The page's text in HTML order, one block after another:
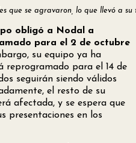
que se agravaron, lo que llevó a
obligó a Nodal a
para el 2 de octubre
su equipo ya ha
reprogramado para el 14 de
seguirán siendo válidos
el resto de su
afectada, y se espera que
presentaciones en los